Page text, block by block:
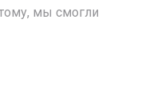
мы смогли